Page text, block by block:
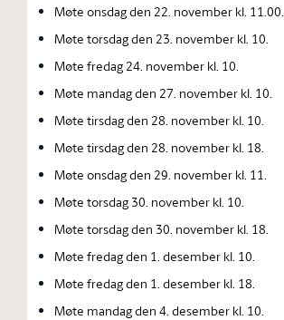
Møte onsdag den 22. november kl. 11.00.
Møte torsdag den 23. november kl. 10.
Møte fredag 24. november kl. 10.
Møte mandag den 27. november kl. 10.
Møte tirsdag den 28. november kl. 10.
Møte tirsdag den 28. november kl. 18.
Møte onsdag den 29. november kl. 11.
Møte torsdag 30. november kl. 10.
Møte torsdag den 30. november kl. 18.
Møte fredag den 1. desember kl. 10.
Møte fredag den 1. desember kl. 18.
Møte mandag den 4. desember kl. 10.